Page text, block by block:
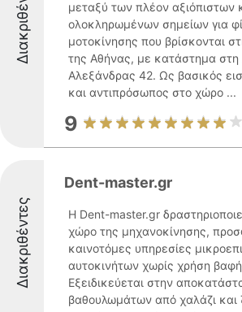
μεταξύ των πλέον αξιόπιστων
ολοκληρωμένων σημείων για
μοτοκίνησης που βρίσκονται
της Αθήνας, με κατάστημα
Αλεξάνδρας 42. Ως βασικός
και αντιπρόσωπος στο χώρο ...
9
Διακριθέντες
Dent-master.gr
Η Dent-master.gr
χώρο της μηχανοκίνησης,
καινοτόμες υπηρεσίες
αυτοκινήτων χωρίς χρήση
Εξειδικεύεται στην
βαθουλωμάτων από χαλάζι και